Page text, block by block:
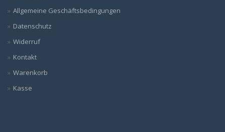
Allgemeine Geschäftsbedingungen
Datenschutz
Widerruf
Kontakt
Warenkorb
Kasse